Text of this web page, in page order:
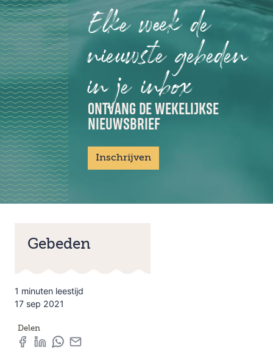
Elke week de
nieuwste gebeden
in je inbox
ONTVANG DE WEKELIJKSE
NIEUWSBRIEF
Inschrijven
Gebeden
1 minuten leestijd
17 sep 2021
Delen